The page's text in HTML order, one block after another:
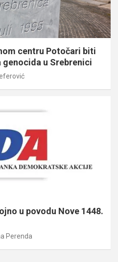
centru Potočari biti
u Srebrenici
u povodu Nove 1448.
Perenda